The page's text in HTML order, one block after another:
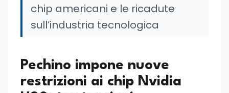
chip americani e le ricadute
sull’industria tecnologica
Pechino impone nuove
restrizioni ai chip Nvidia